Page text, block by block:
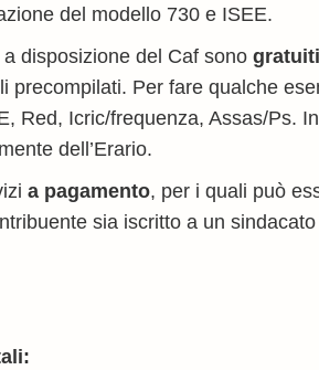
del modello 730 e ISEE.
disposizione del Caf sono gratuiti
precompilati. Per fare qualche
Red, Icric/frequenza, Assas/Ps.
dell’Erario.
a pagamento, per i quali può
sia iscritto a un